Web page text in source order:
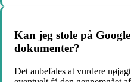
Kan jeg stole på
dokumenter?
Det anbefales at vurdere